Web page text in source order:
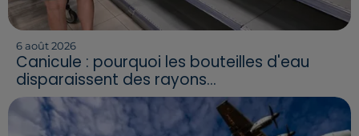
6 août 2026
Canicule : pourquoi les bouteilles d'eau
disparaissent des rayons...